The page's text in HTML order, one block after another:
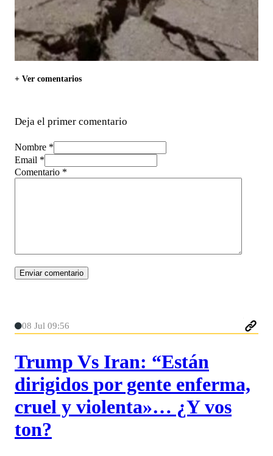
+ Ver comentarios
Deja el primer comentario
Nombre *
Email *
Comentario *
08 Jul 09:56
Trump Vs Iran: “Están
dirigidos por gente enferma,
cruel y violenta»… ¿Y vos
ton?